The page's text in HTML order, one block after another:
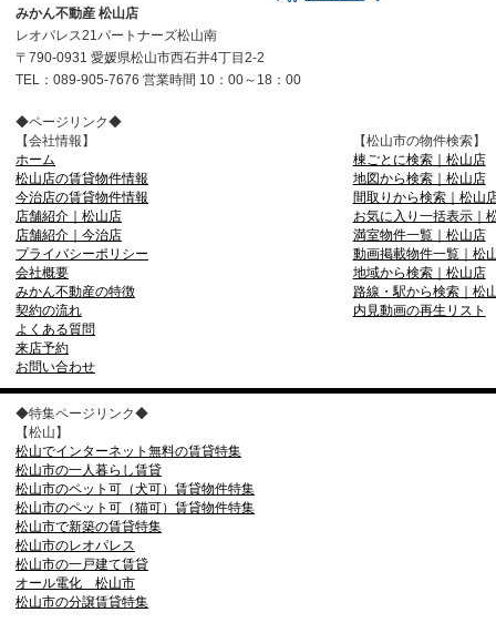
みかん不動産 松山店
レオパレス21パートナーズ松山南
〒790-0931 愛媛県松山市西石井4丁目2-2
TEL：089-905-7676 営業時間 10：00～18：00
◆ページリンク◆
【会社情報】
ホーム
松山店の賃貸物件情報
今治店の賃貸物件情報
店舗紹介｜松山店
店舗紹介｜今治店
プライバシーポリシー
会社概要
みかん不動産の特徴
契約の流れ
よくある質問
来店予約
お問い合わせ
【松山市の物件検索】
棟ごとに検索｜松山店
地図から検索｜松山店
間取りから検索｜松山
お気に入り一括表示｜
満室物件一覧｜松山店
動画掲載物件一覧｜松
地域から検索｜松山店
路線・駅から検索｜松
内見動画の再生リスト
◆特集ページリンク◆
【松山】
松山でインターネット無料の賃貸特集
松山市の一人暮らし賃貸
松山市のペット可（犬可）賃貸物件特集
松山市のペット可（猫可）賃貸物件特集
松山市で新築の賃貸特集
松山市のレオパレス
松山市の一戸建て賃貸
オール電化 松山市
松山市の分譲賃貸特集